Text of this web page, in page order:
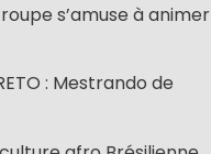
s’amuse à animer
: Mestrando de